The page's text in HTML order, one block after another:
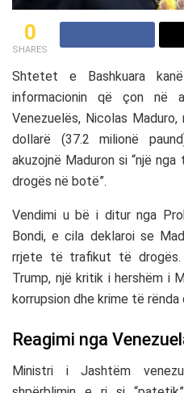
0
SHARES
Shtetet e Bashkuara
informacionin që çon në
Venezuelës, Nicolas
dollarë (37.2 milionë
akuzojnë Maduron si “një
drogës në botë”.
Vendimi u bë i ditur nga
Bondi, e cila deklaroi se
rrjete të trafikut të drogës.
Trump, një kritik i hershëm i
korrupsion dhe krime të
Reagimi nga
Ministri i Jashtëm